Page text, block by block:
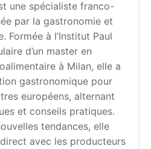
une spécialiste franco-
par la gastronomie et
Formée à l’Institut Paul
d’un master en
à Milan, elle a
gastronomique pour
européens, alternant
et conseils pratiques.
tendances, elle
avec les producteurs